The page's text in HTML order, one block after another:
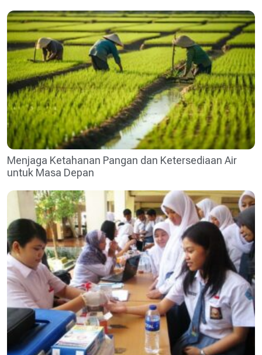
Menjaga Ketahanan Pangan dan Ketersediaan Air
untuk Masa Depan